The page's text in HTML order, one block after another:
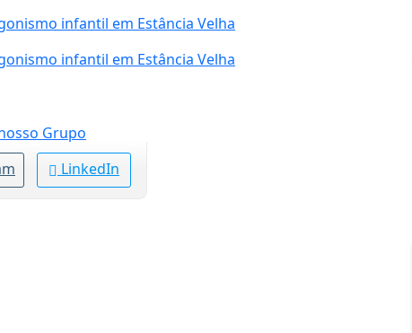
infantil em Estância Velha
infantil em Estância Velha
LinkedIn